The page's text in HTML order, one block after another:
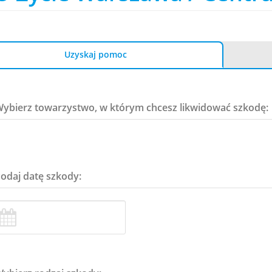
Uzyskaj pomoc
towarzystwo, w którym chcesz likwidować szkodę:
datę szkody: